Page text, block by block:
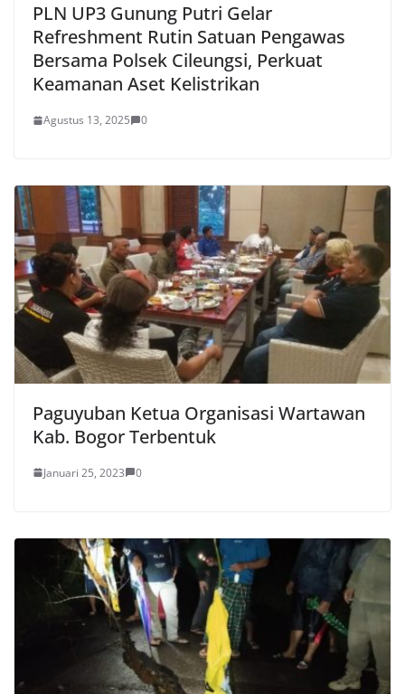
PLN UP3 Gunung Putri Gelar
Refreshment Rutin Satuan Pengawas
Bersama Polsek Cileungsi, Perkuat
Keamanan Aset Kelistrikan
Agustus 13, 2025 0
Paguyuban Ketua Organisasi Wartawan
Kab. Bogor Terbentuk
Januari 25, 2023 0